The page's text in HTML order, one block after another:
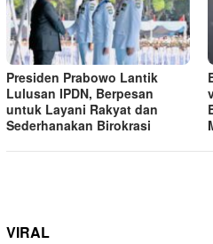
Presiden Prabowo Lantik
Lulusan IPDN, Berpesan
untuk Layani Rakyat dan
Sederhanakan Birokrasi
VIRAL